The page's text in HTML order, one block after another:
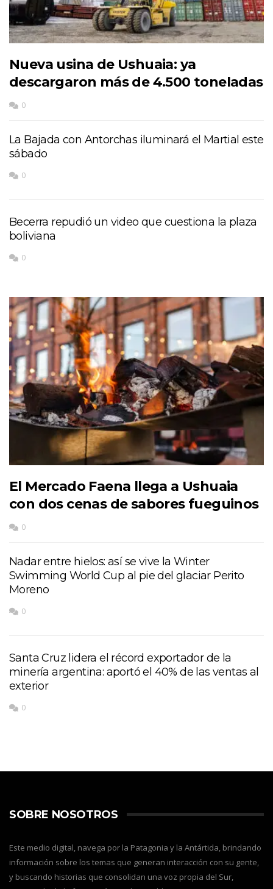
Nueva usina de Ushuaia: ya
descargaron más de 4.500 toneladas
0
La Bajada con Antorchas iluminará el Martial este
sábado
0
Becerra repudió un video que cuestiona la plaza
boliviana
0
El Mercado Faena llega a Ushuaia
con dos cenas de sabores fueguinos
0
Nadar entre hielos: así se vive la Winter
Swimming World Cup al pie del glaciar Perito
Moreno
0
Santa Cruz lidera el récord exportador de la
minería argentina: aportó el 40% de las ventas al
exterior
0
SOBRE NOSOTROS
Este medio digital, navega por la Patagonia y la Antártida, brindando
información sobre los temas que generan interacción con su gente,
y buscando historias que consolidan una voz propia del Sur,